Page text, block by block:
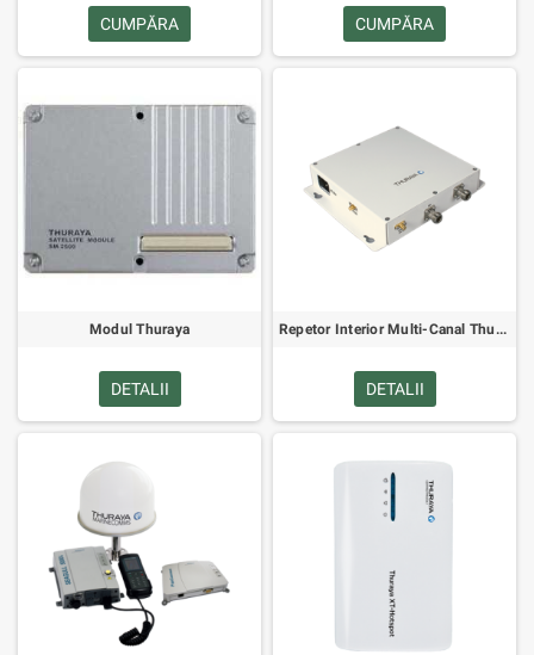
CUMPĂRA CUMPĂRA
Modul Thuraya
DETALII
Repetor Interior Multi-Canal Thuraya XT+
DETALII